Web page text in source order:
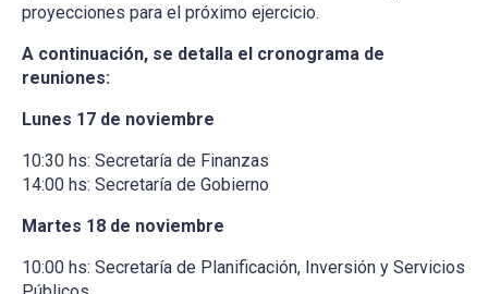
proyecciones para el próximo ejercicio.
A continuación, se detalla el cronograma de
reuniones:
Lunes 17 de noviembre
10:30 hs: Secretaría de Finanzas
14:00 hs: Secretaría de Gobierno
Martes 18 de noviembre
10:00 hs: Secretaría de Planificación, Inversión y Servicios